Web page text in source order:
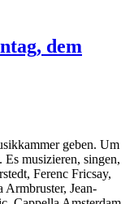
dem
geben. Um
Es musizieren, singen,
Ferenc Fricsay,
Armbruster, Jean-